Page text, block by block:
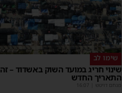
שימו לב
שינוי חריג במועד השוק באשדוד – זה
התאריך החדש
מנחם דויטש 16:07